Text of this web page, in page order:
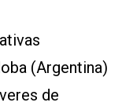
(Argentina)
de